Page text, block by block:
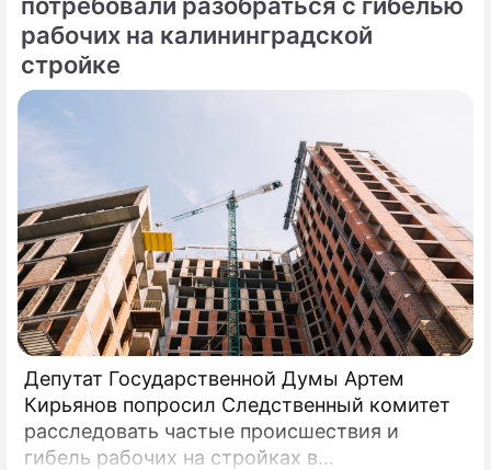
рабочих на калининградской
стройке
Депутат Государственной Думы Артем
Кирьянов попросил Следственный комитет
расследовать частые происшествия и
гибель рабочих на стройках в